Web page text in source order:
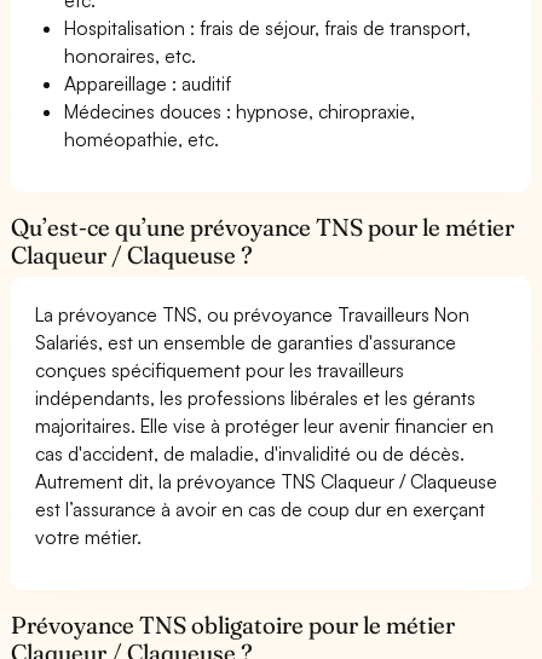
Hospitalisation : frais de séjour, frais de transport,
honoraires, etc.
Appareillage : auditif
Médecines douces : hypnose, chiropraxie,
homéopathie, etc.
Qu’est-ce qu’une prévoyance TNS pour le métier
Claqueur / Claqueuse ?
La prévoyance TNS, ou prévoyance Travailleurs Non
Salariés, est un ensemble de garanties d'assurance
conçues spécifiquement pour les travailleurs
indépendants, les professions libérales et les gérants
majoritaires. Elle vise à protéger leur avenir financier en
cas d'accident, de maladie, d'invalidité ou de décès.
Autrement dit, la prévoyance TNS Claqueur / Claqueuse
est l’assurance à avoir en cas de coup dur en exerçant
votre métier.
Prévoyance TNS obligatoire pour le métier
Claqueur / Claqueuse ?